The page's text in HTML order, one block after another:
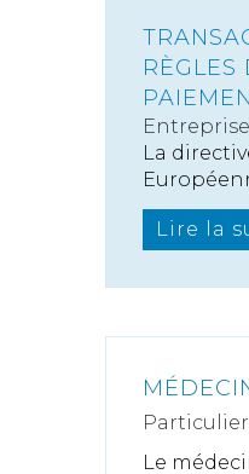
RÈGLES
La
Lire la
Le